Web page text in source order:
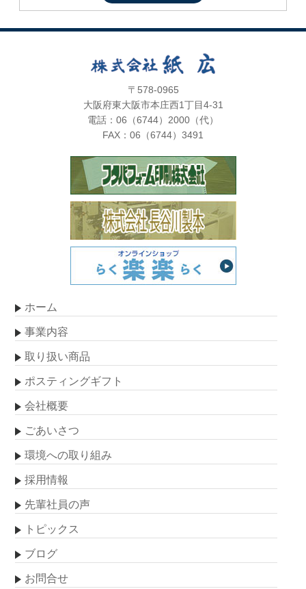
〒578-0965
大阪府東大阪市本庄西1丁目4-31
電話：06（6744）2000（代）
FAX：06（6744）3491
ホーム
事業内容
取り扱い商品
ポスティングギフト
会社概要
ごあいさつ
環境への取り組み
採用情報
先輩社員の声
トピックス
ブログ
お問合せ